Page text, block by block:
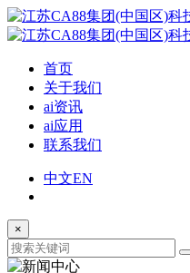
首页
关于我们
ai资讯
ai应用
联系我们
中文EN
×